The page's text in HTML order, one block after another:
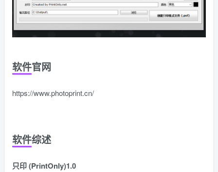
软件官网
https://www.photoprint.cn/
软件综述
只印 (PrintOnly)1.0